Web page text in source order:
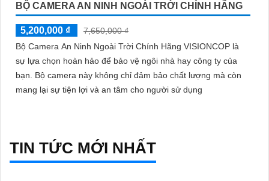
BỘ CAMERA AN NINH NGOÀI TRỜI CHÍNH HÃNG
5,200,000 ₫
7,650,000 ₫
Bộ Camera An Ninh Ngoài Trời Chính Hãng VISIONCOP là
sự lựa chọn hoàn hảo để bảo vệ ngôi nhà hay công ty của
bạn. Bộ camera này không chỉ đảm bảo chất lượng mà còn
mang lại sự tiện lợi và an tâm cho người sử dụng
TIN TỨC MỚI NHẤT